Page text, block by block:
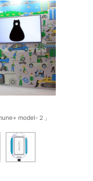
model-２」